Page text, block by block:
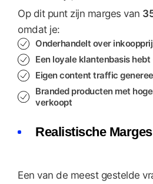
Op dit punt zijn marges van
omdat je:
Onderhandelt over
Een loyale klantenbasis hebt
Eigen content traffic
Branded producten met
verkoopt
Realistische
Een van de meest gestelde